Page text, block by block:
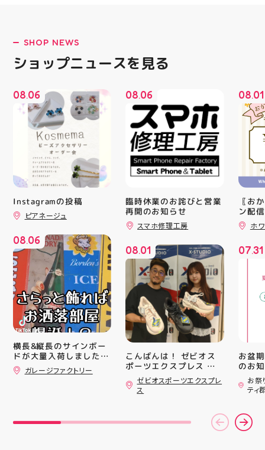
SHOP NEWS
ショップニュースを見る
08.06
Instagramの投稿
ピアネージュ
08.06
横長&縦長のサインボー
ドが大量入荷しました！
さらっと飾ればあっとい
う間にお洒落空間爆誕️‍️‍️‍
ージファクトリー”へ遊
ガレージファクトリー
08.06
臨時休業のお詫びと営業
再開のお知らせ
スマホ修理工房
08.01
こんばんは！ ゼビオス
ポーツエクスプレス ア
ティ郡山です🦭 ・ ★本
日のラジオ★は アシッ
クスからランニングシュ
6」の紹介でした ・ 特
徴としては ☆軽量かつ
ゼビオスポーツエクスプレ
ス
08.01
〖お
ン配
ッパ
￥
ーポ
ース
です
りの
ので
キャ
#歯の
ホ
07.31
お盆
のお知らせ
用い
ざい
(水)
いたしま
22:00
お祭
ティ